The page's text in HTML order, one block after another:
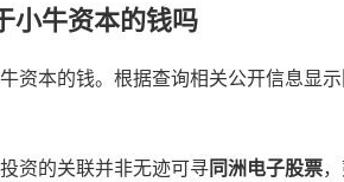
小牛资本的钱吗
资本的钱。根据查询相关公开信息显示
资的关联并非无迹可寻同洲电子股票